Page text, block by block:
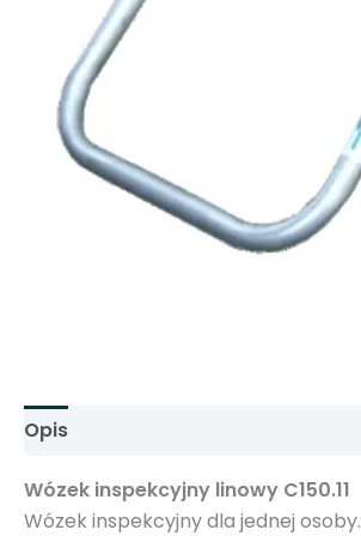
Opis
Wózek inspekcyjny linowy C150.11
Wózek inspekcyjny dla jednej osoby.